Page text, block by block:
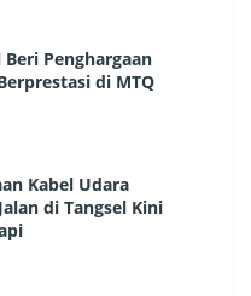
Penghargaan
di MTQ
Kabel Udara
di Tangsel Kini